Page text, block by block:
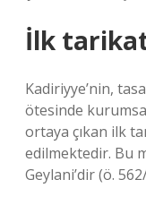
İlk
Kadiriyye’nin,
ötesinde
ortaya çıkan ilk
edilmektedir. Bu
Geylani’dir (ö.